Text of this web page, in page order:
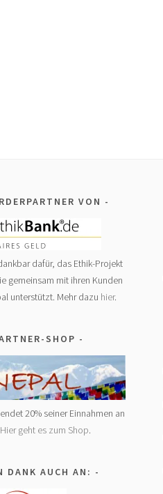
VON
dafür, das Ethik-Projekt
gemeinsam mit ihren Kunden
unterstützt. Mehr dazu hier.
SHOP
20% seiner Einnahmen an
Hier geht es zum Shop.
DANK AUCH AN: